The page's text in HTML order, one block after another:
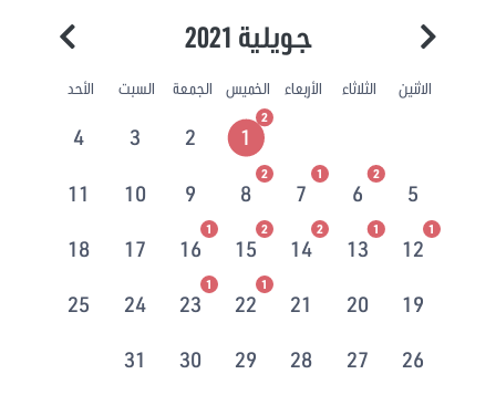
جويلية 2021
الاثنين الثلاثاء الأربعاء الخميس الجمعة السبت الأحد
1
2
2
3
4
5
6
2
7
1
8
2
9
10
11
12
1
13
1
14
2
15
2
16
1
17
18
19
20
21
22
1
23
1
24
25
26
27
28
29
30
31